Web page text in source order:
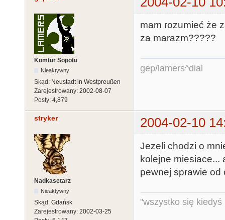
Komtur Sopotu
Nieaktywny
Skąd: Neustadt in Westpreußen
Zarejestrowany: 2002-08-07
Posty: 4,879
mam rozumieć że
za marazm?????
gep/lamers^dial
stryker 2004-02-10
Nadkasetarz
Nieaktywny
Skąd: Gdańsk
Zarejestrowany: 2002-03-25
Jezeli chodzi o
kolejne miesiace...
pewnej sprawie od
"wszystko się kiedyś